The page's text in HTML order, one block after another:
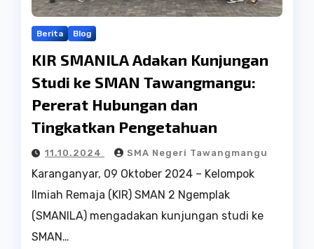
Berita Blog
KIR SMANILA Adakan Kunjungan
Studi ke SMAN Tawangmangu:
Pererat Hubungan dan
Tingkatkan Pengetahuan
11.10.2024 SMA Negeri Tawangmangu
Karanganyar, 09 Oktober 2024 – Kelompok
Ilmiah Remaja (KIR) SMAN 2 Ngemplak
(SMANILA) mengadakan kunjungan studi ke
SMAN…